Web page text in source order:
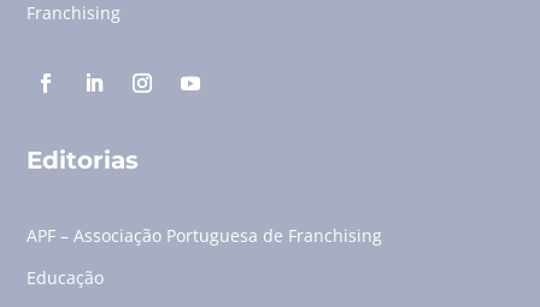
Franchising
Editorias
APF – Associação Portuguesa de Franchising
Educação